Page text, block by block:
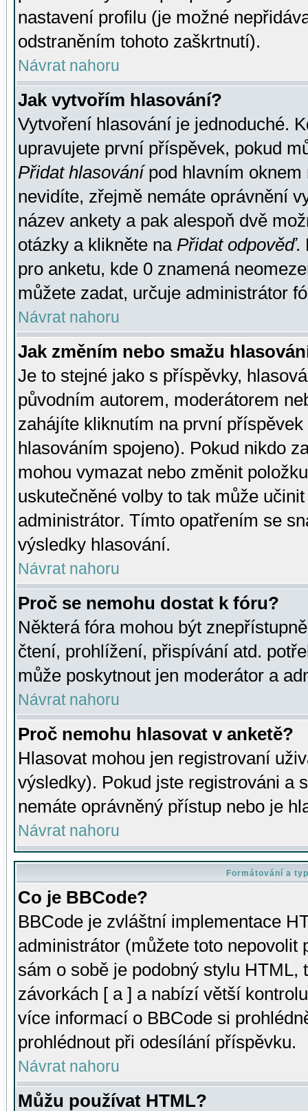
nastavení profilu (je možné
odstraněním tohoto zaškrtnutí).
Návrat nahoru
Jak vytvořím hlasování?
Vytvoření hlasování je jednoduché.
upravujete první příspěvek, pokud
Přidat hlasovánípod hlavním oknem
nevidíte, zřejmě nemáte oprávnění
název ankety a pak alespoň dvě
otázky a klikněte na Přidat odpověď.
pro anketu, kde 0 znamená
můžete zadat, určuje administrátor
Návrat nahoru
Jak změním nebo smažu
Je to stejné jako s příspěvky,
původním autorem, moderátorem
zahájíte kliknutím na první
hlasováním spojeno). Pokud nikdo
mohou vymazat nebo změnit
uskutečněné volby to tak může
administrátor. Tímto opatřením se
výsledky hlasování.
Návrat nahoru
Proč se nemohu dostat k fóru?
Některá fóra mohou být
čtení, prohlížení, přispívání atd.
může poskytnout jen moderátor a
Návrat nahoru
Proč nemohu hlasovat v anketě?
Hlasovat mohou jen registrovaní
výsledky). Pokud jste registrováni a
nemáte oprávněný přístup nebo je
Návrat nahoru
Formátování a
Co je BBCode?
BBCode je zvláštní implementace
administrátor (můžete toto
sám o sobě je podobný stylu HTML,
závorkách [ a ] a nabízí větší
více informací o BBCode si
prohlédnout při odesílání příspěvku.
Návrat nahoru
Můžu používat HTML?